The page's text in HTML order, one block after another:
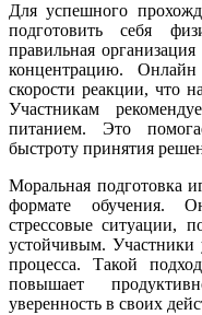
Для успешного
подготовить себя
правильная
концентрацию.
скорости реакции, что
Участникам
питанием. Это
быстроту принятия
Моральная подготовка
формате обучения.
стрессовые ситуации,
устойчивым. Участники
процесса. Такой
повышает
уверенность в своих